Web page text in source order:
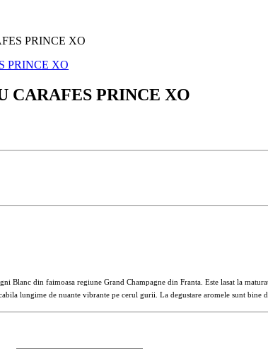
PRINCE XO
CARAFES PRINCE XO
Blanc din faimoasa regiune Grand Champagne din Franta. Este lasat la
lungime de nuante vibrante pe cerul gurii. La degustare aromele sunt